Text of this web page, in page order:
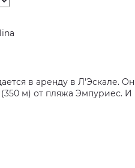
в аренду в Л'Эскале. Он
м) от пляжа Эмпуриес. И